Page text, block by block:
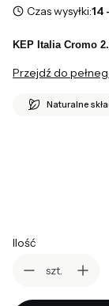
Czas wysyłki:14
KEP Italia Cromo
Przejdź do
Naturalne
Ilość
szt.